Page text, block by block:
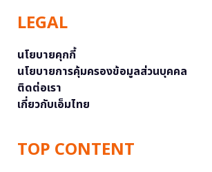
LEGAL
นโยบายคุกกี้
นโยบายการคุ้มครองข้อมูลส่วนบุคคล
ติดต่อเรา
เกี่ยวกับเอ็มไทย
TOP CONTENT